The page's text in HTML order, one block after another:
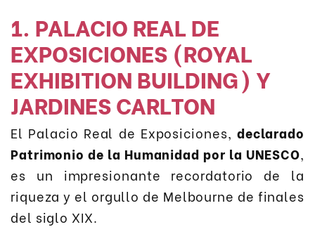
1. PALACIO REAL DE
EXPOSICIONES (ROYAL
EXHIBITION BUILDING) Y
JARDINES CARLTON
El Palacio Real de Exposiciones, declarado
Patrimonio de la Humanidad por la UNESCO,
es un impresionante recordatorio de la
riqueza y el orgullo de Melbourne de finales
del siglo XIX.